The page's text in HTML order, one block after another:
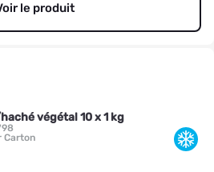
le produit
végétal 10 x 1 kg
Carton